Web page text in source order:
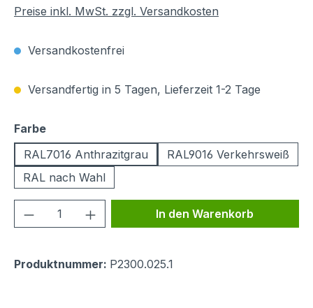
Preise inkl. MwSt. zzgl. Versandkosten
Versandkostenfrei
Versandfertig in 5 Tagen, Lieferzeit 1-2 Tage
Farbeauswählen
RAL7016 Anthrazitgrau
RAL9016 Verkehrsweiß
RAL nach Wahl
Produkt Anzahl: Gib denIn den Warenkorb
Produktnummer: P2300.025.1